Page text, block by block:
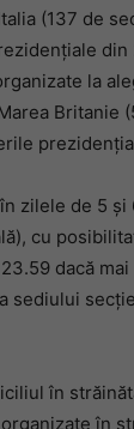
(137 de
din
la
Britanie
zilele de 5
cu
dacă
sediului
în
în